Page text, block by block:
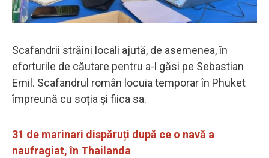
Scafandrii străini locali ajută, de asemenea, în
eforturile de căutare pentru a-l găsi pe Sebastian
Emil. Scafandrul român locuia temporar în Phuket
împreună cu soția și fiica sa.
31 de marinari dispăruți după ce o navă a
naufragiat, în Thailanda